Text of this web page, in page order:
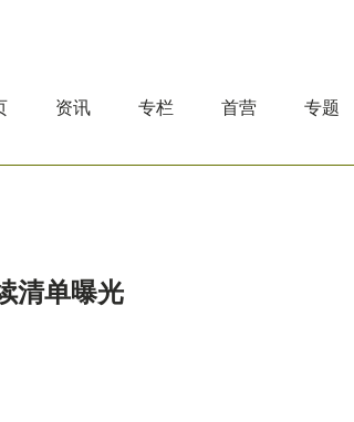
资讯 专栏 首营 专题
清单曝光